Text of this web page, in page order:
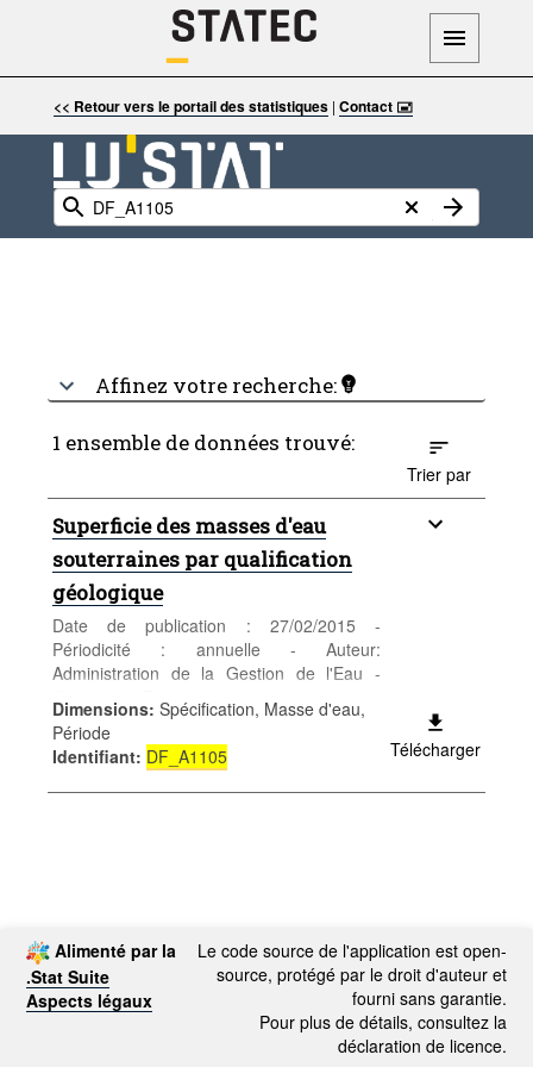
<< Retour vers le portail des statistiques| Contact 🖃
Affinez votre recherche:
1 ensemble de données trouvé:
Trier par
Superficie des masses d'eau
souterraines par qualification
géologique
Date de publication : 27/02/2015 -
Périodicité : annuelle - Auteur:
Administration de la Gestion de l'Eau -
Catégorie: Territoire et environnement -
Territoire et climat - Mots-clés: Eau,
nappes, aquifères, DCE
Dimensions: Spécification, Masse d'eau,
Période
Identifiant: DF_A1105 Télécharger
Alimenté par la
.Stat Suite
Aspects légaux
Le code source de l'application est open-
source, protégé par le droit d'auteur et
fourni sans garantie.
Pour plus de détails, consultez la
déclaration de licence.